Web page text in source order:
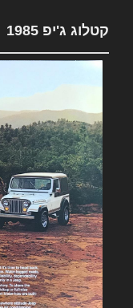
קטלוג ג'יפ 1985